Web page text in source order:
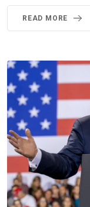
READ MORE